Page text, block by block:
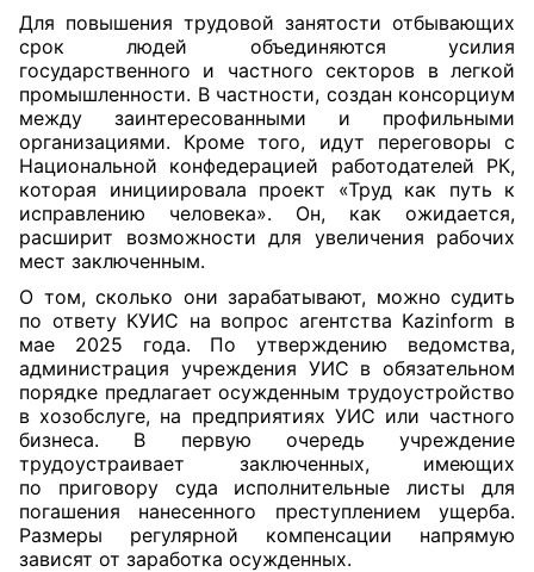
Для повышения трудовой занятости отбывающих
срок людей объединяются усилия
государственного и частного секторов в легкой
промышленности. В частности, создан консорциум
между заинтересованными и профильными
организациями. Кроме того, идут переговоры с
Национальной конфедерацией работодателей РК,
которая инициировала проект «Труд как путь к
исправлению человека». Он, как ожидается,
расширит возможности для увеличения рабочих
мест заключенным.
О том, сколько они зарабатывают, можно судить
по ответу КУИС на вопрос агентства Kazinform в
мае 2025 года. По утверждению ведомства,
администрация учреждения УИС в обязательном
порядке предлагает осужденным трудоустройство
в хозобслуге, на предприятиях УИС или частного
бизнеса. В первую очередь учреждение
трудоустраивает заключенных, имеющих
по приговору суда исполнительные листы для
погашения нанесенного преступлением ущерба.
Размеры регулярной компенсации напрямую
зависят от заработка осужденных.